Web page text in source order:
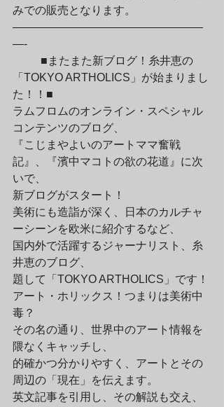
みでの販売となります。
—————————————————
—-
「TOKYO ARTHOLICS」が始まりまし
た！！■
ラムフロムのオンライン・スペシャル
コンテンツのブログ、
『こじまやよいのアートママ奮戦
記』、『濱中マコトの欲の花道』に次
いで、
新ブログがスタート！
美術にも造詣が深く、日本のカルチャ
ーシーンを欧米に紹介するなど、
国内外で活躍するジャーナリスト、糸
井恵のブログ、
題して「TOKYO ARTHOLICS」です！
アート・ホリックス！つまりは美術中
毒？
その名の通り、世界中のアート情報を
隈なくキャッチし、
的確かつ分かりやすく、アートとその
周辺の「現在」を伝えます。
英文記事を引用し、その解説も交え、